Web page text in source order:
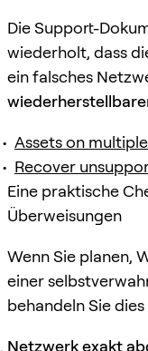
Die Support-
wiederholt, dass
ein falsches
Assets on
Recover
Eine praktische
Überweisungen
Wenn Sie planen,
einer
behandeln Sie
Netzwerk exakt